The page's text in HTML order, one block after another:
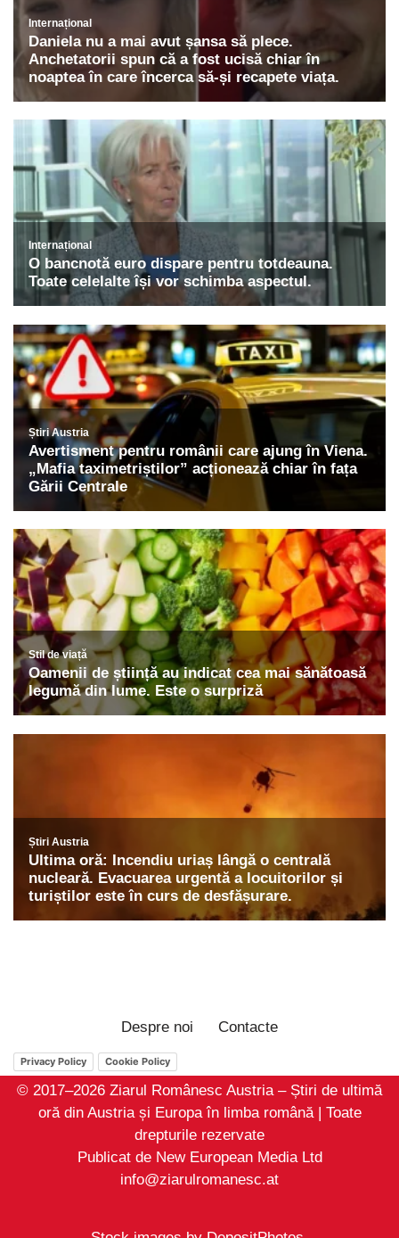
Despre noi Contacte
Privacy Policy Cookie Policy
© 2017–2026 Ziarul Românesc Austria – Știri de ultimă
oră din Austria și Europa în limba română | Toate
drepturile rezervate
Publicat de New European Media Ltd
info@ziarulromanesc.at